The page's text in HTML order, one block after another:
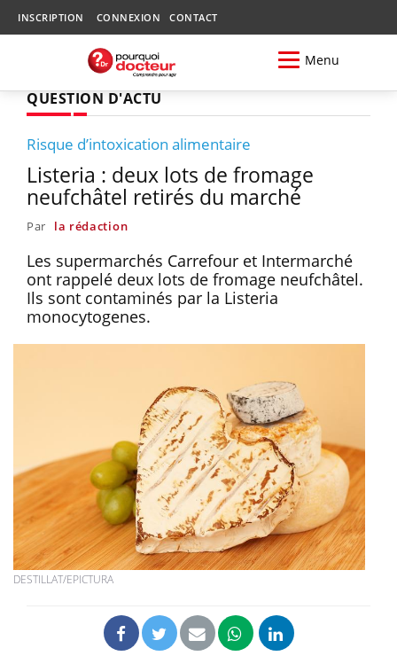
INSCRIPTION CONNEXION CONTACT
Menu
QUESTION D'ACTU
Risque d’intoxication alimentaire
Listeria : deux lots de fromage
neufchâtel retirés du marché
Par la rédaction
Les supermarchés Carrefour et Intermarché
ont rappelé deux lots de fromage neufchâtel.
Ils sont contaminés par la Listeria
monocytogenes.
DESTILLAT/EPICTURA